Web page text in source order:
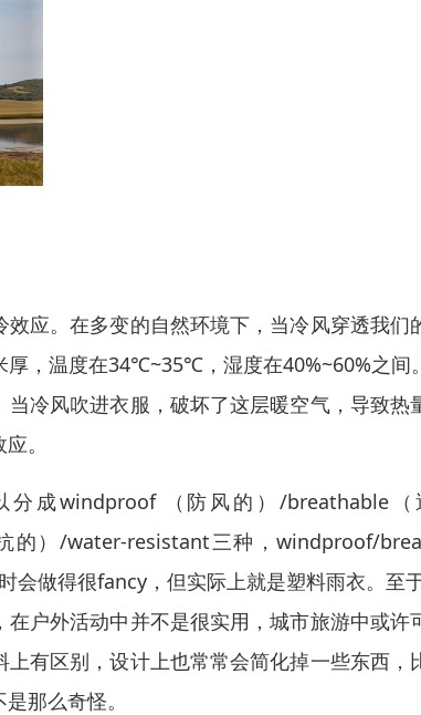
应。在多变的自然环境下，当冷风穿透我
厚，温度在34℃~35℃，湿度在40%~60%之间
冷风吹进衣服，破坏了这层暖空气，导致
。
分成windproof （防风的）/breathable
）/water-resistant三种，windproof/
做得很fancy，但实际上就是塑料雨衣。
户外活动中并不是很实用，城市旅游中或
有区别，设计上也常常会简化掉一些东西
那么奇怪。